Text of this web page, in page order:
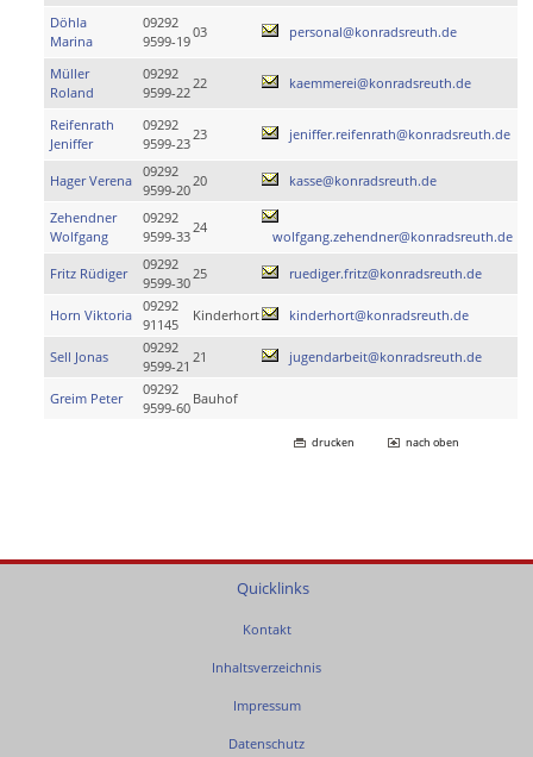
Döhla
Marina
09292
9599-19
03 personal@konradsreuth.de
Müller
Roland
09292
9599-22
22 kaemmerei@konradsreuth.de
Reifenrath
Jeniffer
09292
9599-23
23 jeniffer.reifenrath@konradsreuth.de
Hager Verena
09292
9599-20
20 kasse@konradsreuth.de
Zehendner
Wolfgang
09292
9599-33
24
wolfgang.zehendner@konradsreuth.de
Fritz Rüdiger
09292
9599-30
25 ruediger.fritz@konradsreuth.de
Horn Viktoria
09292
91145
Kinderhort kinderhort@konradsreuth.de
Sell Jonas
09292
9599-21
21 jugendarbeit@konradsreuth.de
Greim Peter
09292
9599-60
Bauhof
drucken nach oben
Quicklinks
Kontakt
Inhaltsverzeichnis
Impressum
Datenschutz